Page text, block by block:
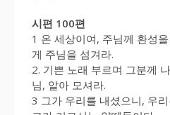
시편 100편
1 온 세상이여, 주님께 환성
게 주님을 섬겨라.
2. 기쁜 노래 부르며 그분께
님, 알아 모셔라.
3 그가 우리를 내셨으니, 우